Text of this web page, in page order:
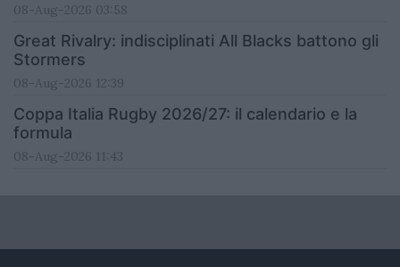
08-Aug-2026 03:58
Great Rivalry: indisciplinati All Blacks battono gli
Stormers
08-Aug-2026 12:39
Coppa Italia Rugby 2026/27: il calendario e la
formula
08-Aug-2026 11:43